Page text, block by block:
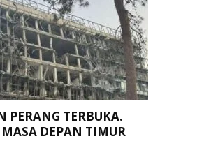
PERANG TERBUKA.
DEPAN TIMUR